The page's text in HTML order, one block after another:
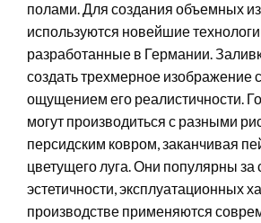
полами. Для создания объемных
используются новейшие
разработанные в Германии.
создать трехмерное изображение
ощущением его реалистичности.
могут производиться с разными
персидским ковром, заканчивая
цветущего луга. Они популярны за
эстетичности, эксплуатационных
производстве применяются